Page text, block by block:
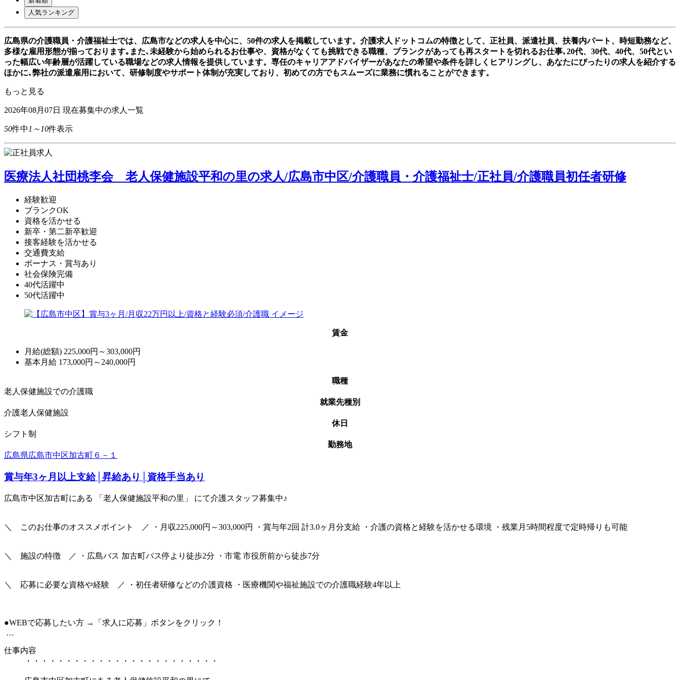
人気ランキング
広島県の介護職員・介護福祉士では、広島市などの求人を中心に、50件の求人を掲載しています。介護求人ドットコムの特徴として、正社員、派遣社員、扶養内パート、時短勤務など、
多様な雇用形態が揃っております｡また､未経験から始められるお仕事や、資格がなくても挑戦できる職種、ブランクがあっても再スタートを切れるお仕事､20代、30代、40代、50代とい
った幅広い年齢層が活躍している職場などの求人情報を提供しています。専任のキャリアアドバイザーがあなたの希望や条件を詳しくヒアリングし、あなたにぴったりの求人を紹介する
ほかに､弊社の派遣雇用において、研修制度やサポート体制が充実しており、初めての方でもスムーズに業務に慣れることができます。
もっと見る
2026年08月07日 現在募集中の求人一覧
50件中1～10件表示
医療法人社団桃李会 老人保健施設平和の里の求人/広島市中区/介護職員・介護福祉士/正社員/介護職員初任者研修
経験歓迎
ブランクOK
資格を活かせる
新卒・第二新卒歓迎
接客経験を活かせる
交通費支給
ボーナス・賞与あり
社会保険完備
40代活躍中
50代活躍中
賃金
月給(総額) 225,000円～303,000円
基本月給 173,000円～240,000円
職種
老人保健施設での介護職
就業先種別
介護老人保健施設
休日
シフト制
勤務地
広島県広島市中区加古町６－１
賞与年3ヶ月以上支給│昇給あり│資格手当あり
広島市中区加古町にある 「老人保健施設平和の里」 にて介護スタッフ募集中♪
＼ このお仕事のオススメポイント ／ ・月収225,000円～303,000円 ・賞与年2回 計3.0ヶ月分支給 ・介護の資格と経験を活かせる環境 ・残業月5時間程度で定時帰りも可能
＼ 施設の特徴 ／ ・広島バス 加古町バス停より徒歩2分 ・市電 市役所前から徒歩7分
＼ 応募に必要な資格や経験 ／ ・初任者研修などの介護資格 ・医療機関や福祉施設での介護職経験4年以上
●WEBで応募したい方 →「求人に応募」ボタンをクリック！
…
仕事内容
・・・・・・・・・・・・・・・・・・・・・・・・